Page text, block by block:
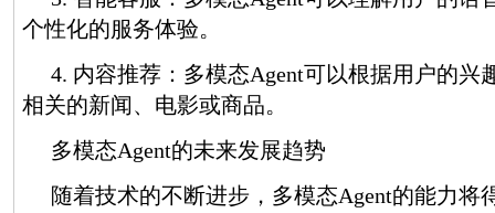
个性化的服务体验。
4. 内容推荐：多模态Agent可以根据用户的兴
相关的新闻、电影或商品。
多模态Agent的未来发展趋势
随着技术的不断进步，多模态Agent的能力将